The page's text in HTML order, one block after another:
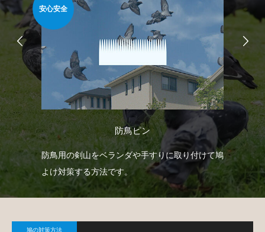
安心安全
防鳥ピン
防鳥用の剣山をベランダや手すりに取り付けて鳩
よけ対策する方法です。
鳩の対策方法